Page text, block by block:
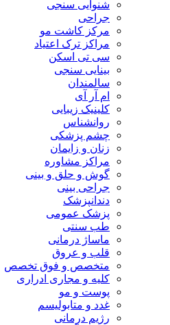
شنوایی سنجی
جراحی
مرکز کاشت مو
مراکز ترک اعتیاد
سی تی اسکن
بینایی سنجی
سالمندان
ام آر آی
کلینیک زیبایی
روانشناس
چشم پزشکی
زنان و زایمان
مراکز مشاوره
گوش و حلق و بینی
جراحی بینی
دندانپزشک
پزشک عمومی
طب سنتی
ماساژ درمانی
قلب و عروق
متخصص و فوق تخصص
کلیه و مجاری ادراری
پوست و مو
غدد و متابولیسم
رژیم درمانی